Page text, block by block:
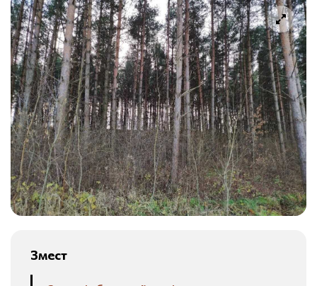
Змест